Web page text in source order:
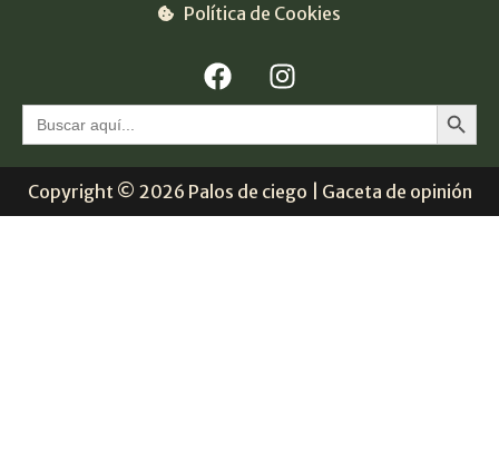
Política de Cookies
Buscar: Botón
Copyright © 2026 Palos de ciego | Gaceta de opinión